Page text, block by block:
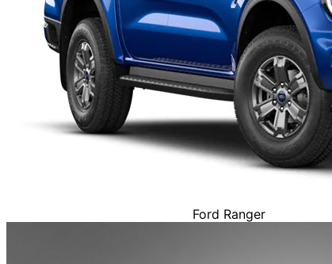
Ford Ranger